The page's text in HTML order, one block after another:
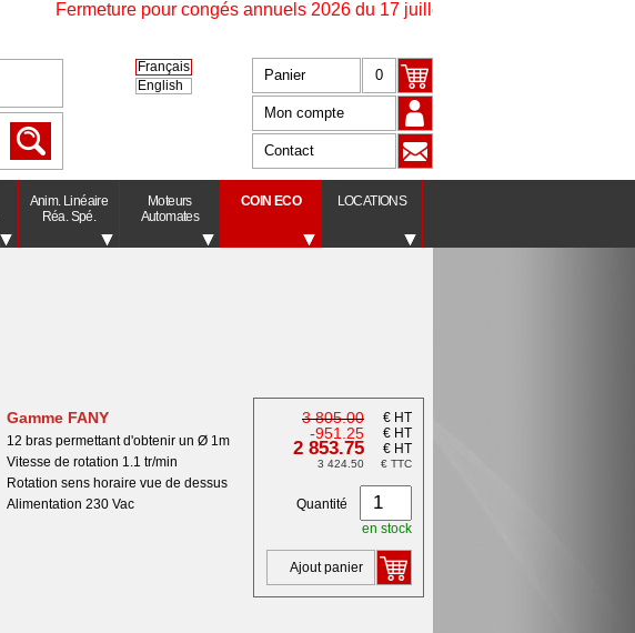
Fermeture pour congés annuels 2026 du 17 juillet à 16h30 au 17 août à
Français
English
0
Panier
Mon compte
Contact
Anim. Linéaire
Réa. Spé.
Moteurs
Automates
COIN ECO LOCATIONS
3 805.00 € HT
-951.25 € HT
2 853.75 € HT
3 424.50 € TTC
Quantité
en stock
Ajout panier
Gamme FANY
12 bras permettant d'obtenir un Ø 1m
Vitesse de rotation 1.1 tr/min
Rotation sens horaire vue de dessus
Alimentation 230 Vac